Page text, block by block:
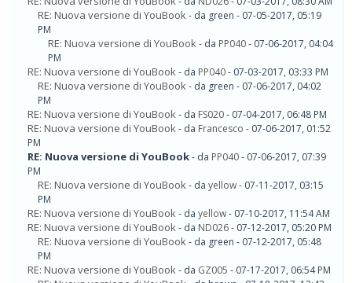
RE: Nuova versione di YouBook- da green - 07-05-2017, 05:19
PM
RE: Nuova versione di YouBook- da PP040- 07-06-2017, 04:04
PM
RE: Nuova versione di YouBook- da PP040- 07-03-2017, 03:33 PM
RE: Nuova versione di YouBook- da green - 07-06-2017, 04:02
PM
RE: Nuova versione di YouBook- da FS020- 07-04-2017, 06:48 PM
RE: Nuova versione di YouBook- da Francesco - 07-06-2017, 01:52
PM
RE: Nuova versione di YouBook- da PP040- 07-06-2017, 07:39
PM
RE: Nuova versione di YouBook- da yellow- 07-11-2017, 03:15
PM
RE: Nuova versione di YouBook- da yellow- 07-10-2017, 11:54 AM
RE: Nuova versione di YouBook- da ND026- 07-12-2017, 05:20 PM
RE: Nuova versione di YouBook- da green - 07-12-2017, 05:48
PM
RE: Nuova versione di YouBook- da GZ005 - 07-17-2017, 06:54 PM